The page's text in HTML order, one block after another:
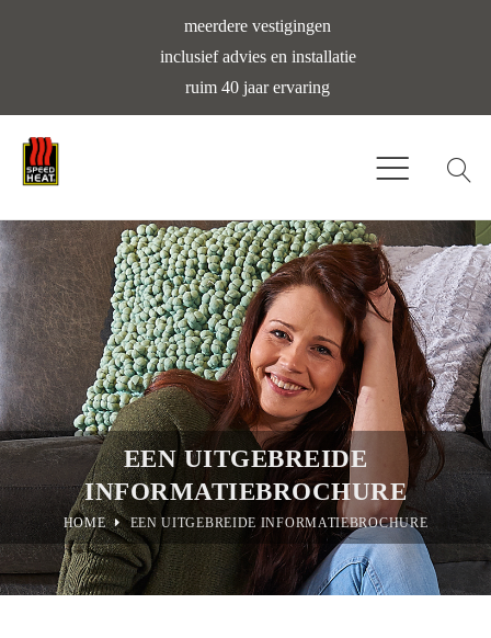
meerdere vestigingen
inclusief advies en installatie
ruim 40 jaar ervaring
EEN UITGEBREIDE
INFORMATIEBROCHURE
HOME EEN UITGEBREIDE INFORMATIEBROCHURE